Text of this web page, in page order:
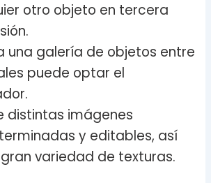
otro objeto en tercera
una galería de objetos entre
puede optar el
distintas imágenes
y editables, así
variedad de texturas.